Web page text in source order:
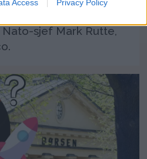
Access Privacy Policy
sjef Mark Rutte,